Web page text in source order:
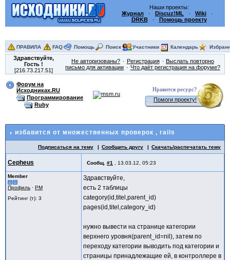
Наши проекты:
Журнал · Discuz!ML · Wiki ·
DRKB· Помощь проекту
ПРАВИЛА FAQ Помощь Поиск Участники Календарь
Здравствуйте,
Гость!
[216.73.217.51]
Не авторизованы? Регистрация
Выслать повторно
письмо для активации
Что даёт регистрация на форуме?
Форум на
Исходниках.RU
Программирование
Ruby
Нравится ресурс?
Помоги проекту!
избавится от множественных проверок , rails
Подписаться на тему Сообщить другу Скачать/распечатать тему
Cepheus Сообщ. #1 13.03.12, 05:23
Member
Профиль · PM
Рейтинг (т): 3
Здравствуйте,
есть 2 таблицы
category(id,titel,parent_id)
pages(id,titel,category_id)
нужно вывести на странице категории
верхнего уровня(parent_id=nil), затем по
переходу категории выводить под категории и
страницы принадлежащие ей, в контроллере в